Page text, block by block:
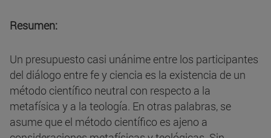
Resumen:
Un presupuesto casi unánime entre los participantes
del diálogo entre fe y ciencia es la existencia de un
método científico neutral con respecto a la
metafísica y a la teología. En otras palabras, se
asume que el método científico es ajeno a